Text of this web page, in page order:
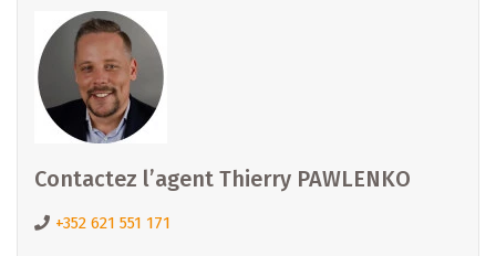
Intéressé ? Contactez-nous dès aujourd’hui !
Email : diekirch@b-immobilier.lu
Tél. : +352 26 81 13 99
vente, la location et la promotion immobilière au
Contactez l’agent Thierry PAWLENKO
+352 621 551 171